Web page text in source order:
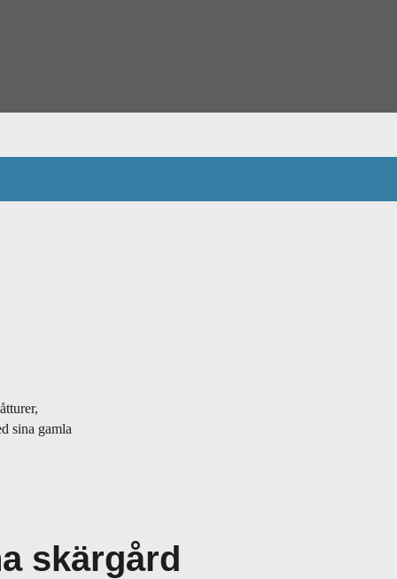
sina gamla
skärgård